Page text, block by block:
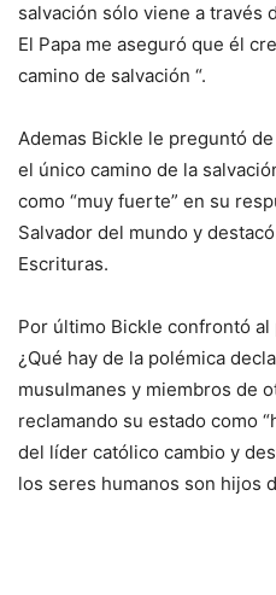
salvación sólo viene a través
El Papa me aseguró que él
camino de salvación “.
Ademas Bickle le preguntó
el único camino de la
como “muy fuerte” en su
Salvador del mundo y
Escrituras.
Por último Bickle confrontó
¿Qué hay de la polémica
musulmanes y miembros de
reclamando su estado como
del líder católico cambio y
los seres humanos son hijos